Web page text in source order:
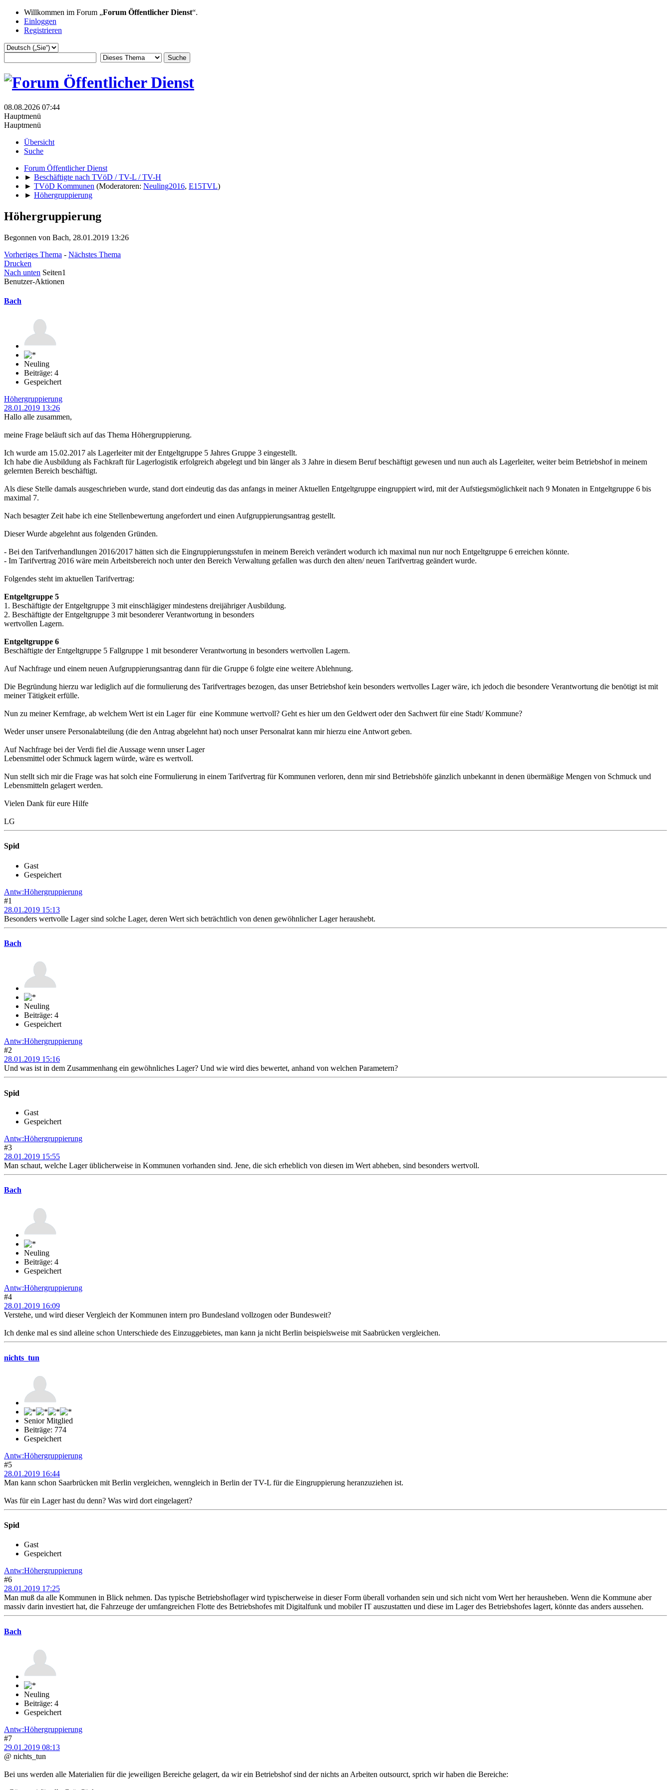
Willkommen im Forum „Forum Öffentlicher Dienst“.
Einloggen
Registrieren
08.08.2026 07:44
Hauptmenü
Hauptmenü
Übersicht
Suche
Forum Öffentlicher Dienst
► Beschäftigte nach TVöD / TV-L / TV-H
► TVöD Kommunen (Moderatoren: Neuling2016, E15TVL)
► Höhergruppierung
Höhergruppierung
Begonnen von Bach, 28.01.2019 13:26
Vorheriges Thema - Nächstes Thema
Drucken
Nach unten Seiten1
Benutzer-Aktionen
Bach
Neuling
Beiträge: 4
Gespeichert
Höhergruppierung
28.01.2019 13:26
Hallo alle zusammen,
meine Frage beläuft sich auf das Thema Höhergruppierung.
Ich wurde am 15.02.2017 als Lagerleiter mit der Entgeltgruppe 5 Jahres Gruppe 3 eingestellt.
Ich habe die Ausbildung als Fachkraft für Lagerlogistik erfolgreich abgelegt und bin länger als 3 Jahre in diesem Beruf beschäftigt gewesen und nun auch als Lagerleiter, weiter beim Betriebshof in meinem
gelernten Bereich beschäftigt.
Als diese Stelle damals ausgeschrieben wurde, stand dort eindeutig das das anfangs in meiner Aktuellen Entgeltgruppe eingruppiert wird, mit der Aufstiegsmöglichkeit nach 9 Monaten in Entgeltgruppe 6 bis
maximal 7.
Nach besagter Zeit habe ich eine Stellenbewertung angefordert und einen Aufgruppierungsantrag gestellt.
Dieser Wurde abgelehnt aus folgenden Gründen.
- Bei den Tarifverhandlungen 2016/2017 hätten sich die Eingruppierungsstufen in meinem Bereich verändert wodurch ich maximal nun nur noch Entgeltgruppe 6 erreichen könnte.
- Im Tarifvertrag 2016 wäre mein Arbeitsbereich noch unter den Bereich Verwaltung gefallen was durch den alten/ neuen Tarifvertrag geändert wurde.
Folgendes steht im aktuellen Tarifvertrag:
Entgeltgruppe 5
1. Beschäftigte der Entgeltgruppe 3 mit einschlägiger mindestens dreijähriger Ausbildung.
2. Beschäftigte der Entgeltgruppe 3 mit besonderer Verantwortung in besonders
wertvollen Lagern.
Entgeltgruppe 6
Beschäftigte der Entgeltgruppe 5 Fallgruppe 1 mit besonderer Verantwortung in besonders wertvollen Lagern.
Auf Nachfrage und einem neuen Aufgruppierungsantrag dann für die Gruppe 6 folgte eine weitere Ablehnung.
Die Begründung hierzu war lediglich auf die formulierung des Tarifvertrages bezogen, das unser Betriebshof kein besonders wertvolles Lager wäre, ich jedoch die besondere Verantwortung die benötigt ist mit
meiner Tätigkeit erfülle.
Nun zu meiner Kernfrage, ab welchem Wert ist ein Lager für eine Kommune wertvoll? Geht es hier um den Geldwert oder den Sachwert für eine Stadt/ Kommune?
Weder unser unsere Personalabteilung (die den Antrag abgelehnt hat) noch unser Personalrat kann mir hierzu eine Antwort geben.
Auf Nachfrage bei der Verdi fiel die Aussage wenn unser Lager
Lebensmittel oder Schmuck lagern würde, wäre es wertvoll.
Nun stellt sich mir die Frage was hat solch eine Formulierung in einem Tarifvertrag für Kommunen verloren, denn mir sind Betriebshöfe gänzlich unbekannt in denen übermäßige Mengen von Schmuck und
Lebensmitteln gelagert werden.
Vielen Dank für eure Hilfe
LG
Spid
Gast
Gespeichert
Antw:Höhergruppierung
#1
28.01.2019 15:13
Besonders wertvolle Lager sind solche Lager, deren Wert sich beträchtlich von denen gewöhnlicher Lager heraushebt.
Bach
Neuling
Beiträge: 4
Gespeichert
Antw:Höhergruppierung
#2
28.01.2019 15:16
Und was ist in dem Zusammenhang ein gewöhnliches Lager? Und wie wird dies bewertet, anhand von welchen Parametern?
Spid
Gast
Gespeichert
Antw:Höhergruppierung
#3
28.01.2019 15:55
Man schaut, welche Lager üblicherweise in Kommunen vorhanden sind. Jene, die sich erheblich von diesen im Wert abheben, sind besonders wertvoll.
Bach
Neuling
Beiträge: 4
Gespeichert
Antw:Höhergruppierung
#4
28.01.2019 16:09
Verstehe, und wird dieser Vergleich der Kommunen intern pro Bundesland vollzogen oder Bundesweit?
Ich denke mal es sind alleine schon Unterschiede des Einzuggebietes, man kann ja nicht Berlin beispielsweise mit Saabrücken vergleichen.
nichts_tun
Senior Mitglied
Beiträge: 774
Gespeichert
Antw:Höhergruppierung
#5
28.01.2019 16:44
Man kann schon Saarbrücken mit Berlin vergleichen, wenngleich in Berlin der TV-L für die Eingruppierung heranzuziehen ist.
Was für ein Lager hast du denn? Was wird dort eingelagert?
Spid
Gast
Gespeichert
Antw:Höhergruppierung
#6
28.01.2019 17:25
Man muß da alle Kommunen in Blick nehmen. Das typische Betriebshoflager wird typischerweise in dieser Form überall vorhanden sein und sich nicht vom Wert her herausheben. Wenn die Kommune aber
massiv darin investiert hat, die Fahrzeuge der umfangreichen Flotte des Betriebshofes mit Digitalfunk und mobiler IT auszustatten und diese im Lager des Betriebshofes lagert, könnte das anders aussehen.
Bach
Neuling
Beiträge: 4
Gespeichert
Antw:Höhergruppierung
#7
29.01.2019 08:13
@ nichts_tun
Bei uns werden alle Materialien für die jeweiligen Bereiche gelagert, da wir ein Betriebshof sind der nichts an Arbeiten outsourct, sprich wir haben die Bereiche: